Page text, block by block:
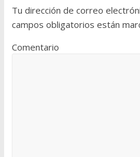
Tu dirección de correo
campos obligatorios están
Comentario